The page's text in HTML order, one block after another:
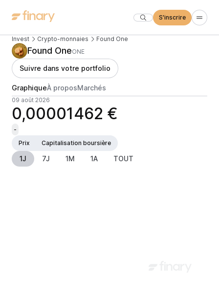
S'inscrire
Invest Crypto-monnaies Found One
Found OneONE
Suivre dans votre portfolio
GraphiqueÀ proposMarchés
09 août 2026
0,00001462 €
-
Prix
Capitalisation boursière
1J 7J 1M 1A TOUT